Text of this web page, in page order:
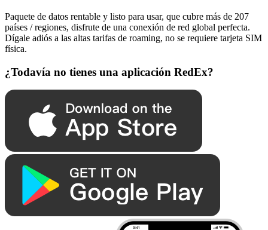
Paquete de datos rentable y listo para usar, que cubre más de 207
países / regiones, disfrute de una conexión de red global perfecta.
Dígale adiós a las altas tarifas de roaming, no se requiere tarjeta SIM
física.
¿Todavía no tienes una aplicación RedEx?